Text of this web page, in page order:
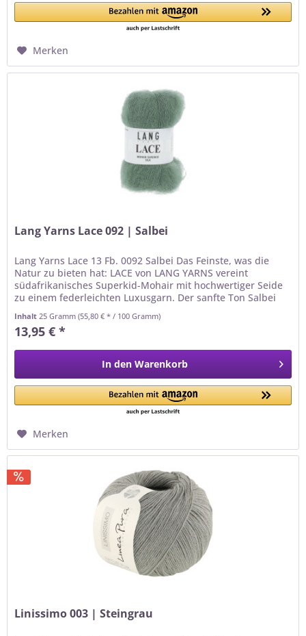
Merken
Lang Yarns Lace 092 | Salbei
Lang Yarns Lace 13 Fb. 0092 Salbei Das Feinste, was die
Natur zu bieten hat: LACE von LANG YARNS vereint
südafrikanisches Superkid-Mohair mit hochwertiger Seide
zu einem federleichten Luxusgarn. Der sanfte Ton Salbei
Inhalt 25 Gramm(55,80 € * / 100 Gramm)
13,95 € *
In den Warenkorb
Merken
Linissimo 003 | Steingrau